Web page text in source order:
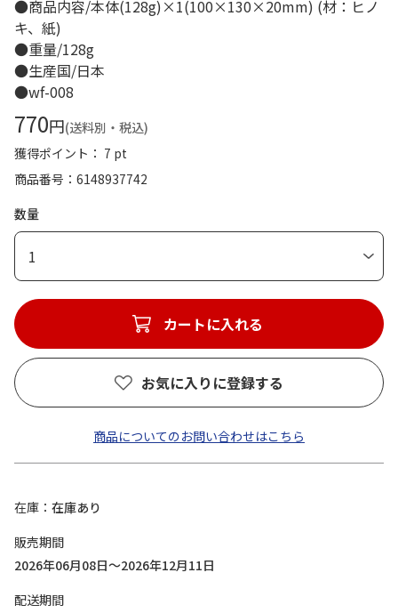
●商品内容/本体(128g)×1(100×130×20mm) (材：ヒノ
キ、紙)
●重量/128g
●生産国/日本
●wf-008
770円(送料別・税込)
獲得ポイント： 7 pt
商品番号
6148937742
数量
1
カートに入れる
お気に入りに登録する
商品についてのお問い合わせはこちら
在庫
在庫あり
販売期間
2026年06月08日～2026年12月11日
配送期間